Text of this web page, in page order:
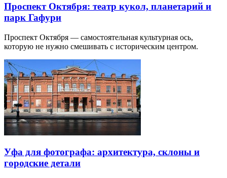
Проспект Октября: театр кукол, планетарий и
парк Гафури
Проспект Октября — самостоятельная культурная ось,
которую не нужно смешивать с историческим центром.
Уфа для фотографа: архитектура, склоны и
городские детали